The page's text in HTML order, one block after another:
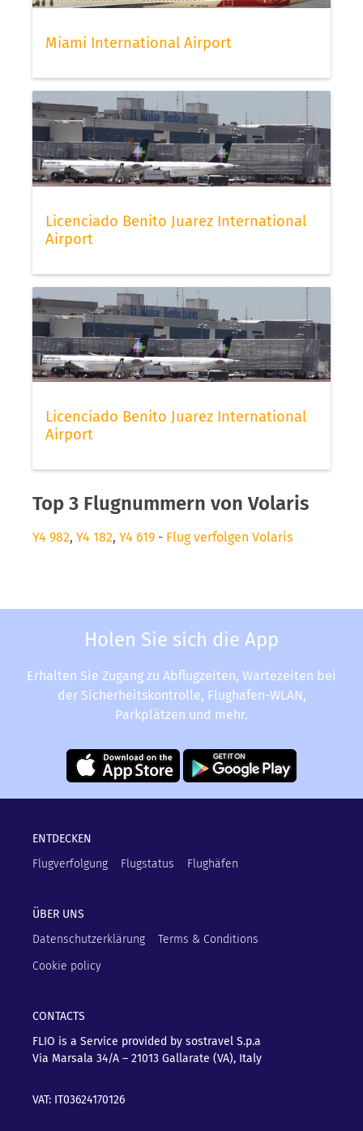
Miami International Airport
Licenciado Benito Juarez International
Airport
Licenciado Benito Juarez International
Airport
Top 3 Flugnummern von Volaris
Y4 982, Y4 182, Y4 619 - Flug verfolgen Volaris
Holen Sie sich die App
Erhalten Sie Zugang zu Abflugzeiten, Wartezeiten bei
der Sicherheitskontrolle, Flughafen-WLAN,
Parkplätzen und mehr.
ENTDECKEN
Flugverfolgung
Flugstatus Flughäfen
ÜBER UNS
Datenschutzerklärung
Terms & Conditions
Cookie policy
CONTACTS
FLIO is a Service provided by sostravel S.p.a
Via Marsala 34/A – 21013 Gallarate (VA), Italy
VAT: IT03624170126